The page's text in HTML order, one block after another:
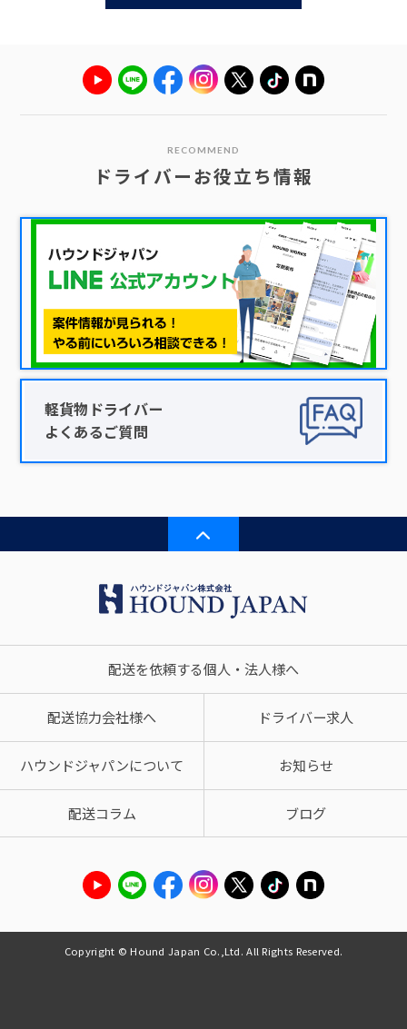
RECOMMEND
ドライバーお役立ち情報
軽貨物ドライバー
よくあるご質問
配送を依頼する個人・法人様へ
配送協力会社様へ ドライバー求人
ハウンドジャパンについて お知らせ
配送コラム ブログ
Copyright © Hound Japan Co.,Ltd. All Rights Reserved.